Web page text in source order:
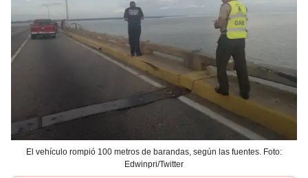
El vehículo rompió 100 metros de barandas, según las fuentes. Foto:
Edwinpri/Twitter